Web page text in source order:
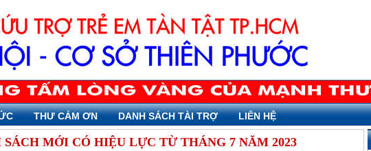
THƯ CẢM ƠN DANH SÁCH TÀI TRỢ LIÊN HỆ
SÁCH MỚI CÓ HIỆU LỰC TỪ THÁNG 7 NĂM 2023